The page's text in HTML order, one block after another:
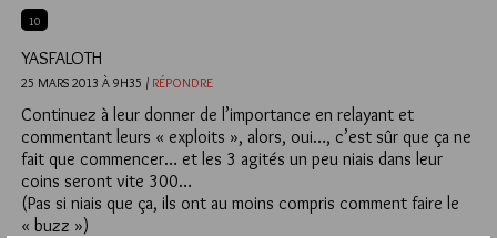
10
YASFALOTH
25 MARS 2013 À 9H35 / RÉPONDRE
Continuez à leur donner de l’importance en relayant et
commentant leurs « exploits », alors, oui…, c’est sûr que ça ne
fait que commencer… et les 3 agités un peu niais dans leur
coins seront vite 300…
(Pas si niais que ça, ils ont au moins compris comment faire le
« buzz »)